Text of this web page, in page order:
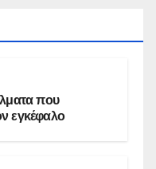
που
εγκέφαλο